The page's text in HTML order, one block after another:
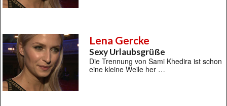
Lena Gercke
Sexy Urlaubsgrüße
Die Trennung von Sami Khedira ist schon
eine kleine Weile her …